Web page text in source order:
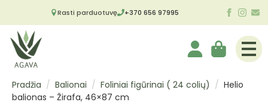
Rasti parduotuvę +370 656 97995
Pradžia Balionai Foliniai figūrinai ( 24 colių)
Helio
balionas – Žirafa, 46×87 cm